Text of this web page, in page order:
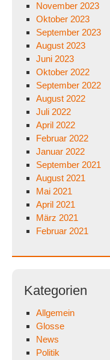
November 2023
Oktober 2023
September 2023
August 2023
Juni 2023
Oktober 2022
September 2022
August 2022
Juli 2022
April 2022
Februar 2022
Januar 2022
September 2021
August 2021
Mai 2021
April 2021
März 2021
Februar 2021
Kategorien
Allgemein
Glosse
News
Politik